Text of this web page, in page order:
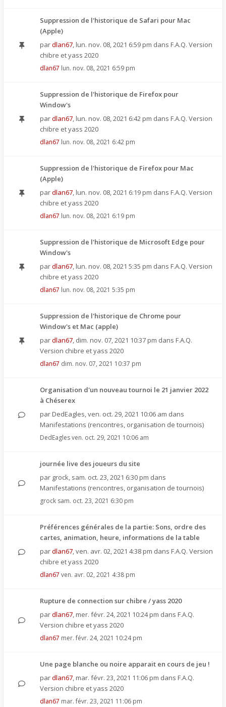
Suppression de l'historique de Safari pour Mac
(Apple)
pardlan67, lun. nov. 08, 2021 6:59 pm dans F.A.Q. Version
chibre et yass 2020
dlan67 lun. nov. 08, 2021 6:59 pm
Suppression de l'historique de Firefox pour
Window's
pardlan67, lun. nov. 08, 2021 6:42 pm dans F.A.Q. Version
chibre et yass 2020
dlan67 lun. nov. 08, 2021 6:42 pm
Suppression de l'historique de Firefox pour Mac
(Apple)
pardlan67, lun. nov. 08, 2021 6:19 pm dans F.A.Q. Version
chibre et yass 2020
dlan67 lun. nov. 08, 2021 6:19 pm
Suppression de l'historique de Microsoft Edge pour
Window's
pardlan67, lun. nov. 08, 2021 5:35 pm dans F.A.Q. Version
chibre et yass 2020
dlan67 lun. nov. 08, 2021 5:35 pm
Suppression de l'historique de Chrome pour
Window's et Mac (apple)
pardlan67, dim. nov. 07, 2021 10:37 pm dans F.A.Q.
Version chibre et yass 2020
dlan67 dim. nov. 07, 2021 10:37 pm
Organisation d'un nouveau tournoi le 21 janvier 2022
à Chéserex
par DedEagles,ven. oct. 29, 2021 10:06 am dans
Manifestations (rencontres, organisation de tournois)
DedEaglesven. oct. 29, 2021 10:06 am
journée live des joueurs du site
par grock, sam. oct. 23, 2021 6:30 pm dans
Manifestations (rencontres, organisation de tournois)
grock sam. oct. 23, 2021 6:30 pm
Préférences générales de la partie: Sons, ordre des
cartes, animation, heure, informations de la table
pardlan67,ven. avr. 02, 2021 4:38 pm dans F.A.Q. Version
chibre et yass 2020
dlan67 ven. avr. 02, 2021 4:38 pm
Rupture de connection sur chibre / yass 2020
pardlan67, mer. févr. 24, 2021 10:24 pm dans F.A.Q.
Version chibre et yass 2020
dlan67 mer. févr. 24, 2021 10:24 pm
Une page blanche ou noire apparait en cours de jeu !
pardlan67, mar. févr. 23, 2021 11:06 pm dans F.A.Q.
Version chibre et yass 2020
dlan67 mar. févr. 23, 2021 11:06 pm